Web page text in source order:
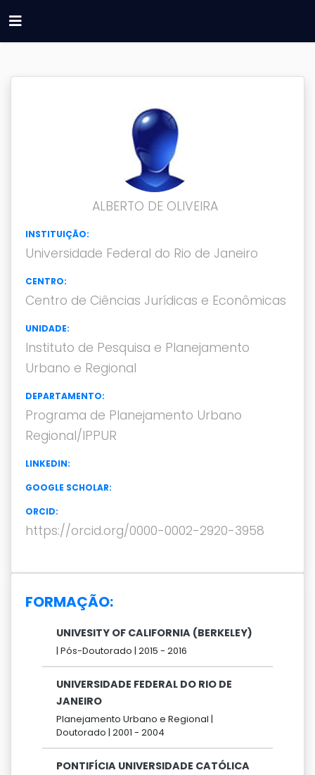
ALBERTO DE OLIVEIRA
INSTITUIÇÃO:
Universidade Federal do Rio de Janeiro
CENTRO:
Centro de Ciências Jurídicas e Econômicas
UNIDADE:
Instituto de Pesquisa e Planejamento
Urbano e Regional
DEPARTAMENTO:
Programa de Planejamento Urbano
Regional/IPPUR
LINKEDIN:
GOOGLE SCHOLAR:
ORCID:
https://orcid.org/0000-0002-2920-3958
FORMAÇÃO:
UNIVESITY OF CALIFORNIA (BERKELEY)
| Pós-Doutorado | 2015 - 2016
UNIVERSIDADE FEDERAL DO RIO DE
JANEIRO
Planejamento Urbano e Regional |
Doutorado | 2001 - 2004
PONTIFÍCIA UNIVERSIDADE CATÓLICA